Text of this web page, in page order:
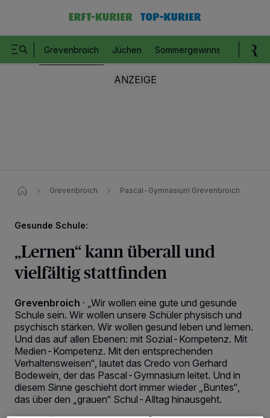
Grevenbroich Jüchen Sommergewinnspiel
Grevenbroich Pascal-Gymnasium Grevenbroich
Gesunde Schule:
„Lernen“ kann überall und
vielfältig stattfinden
Grevenbroich · „Wir wollen eine gute und gesunde
Schule sein. Wir wollen unsere Schüler physisch und
psychisch stärken. Wir wollen gesund leben und lernen.
Und das auf allen Ebenen: mit Sozial-Kompetenz. Mit
Medien-Kompetenz. Mit den entsprechenden
Verhaltensweisen“, lautet das Credo von Gerhard
Bodewein, der das Pascal-Gymnasium leitet. Und in
diesem Sinne geschieht dort immer wieder „Buntes“,
das über den „grauen“ Schul-Alltag hinausgeht.
Wir und unsere218-Partner speichern und greifen auf personenbezogene Daten
wie Browserdaten oder eindeutige Kennungen auf Ihrem Gerät zu. Durch Auswahl
von OK aktivieren Sie Tracking-Technologien für die unter „Wir und unsere
Partner verarbeiten Daten, um Ihnen Dienste bereitzustellen“ aufgeführten
Zwecke. Wenn Tracker deaktiviert sind, sind manche Inhalte und Anzeigen
möglicherweise nicht mehr so relevant für Sie. Sie können dieses Menü jederzeit
wieder aufrufen, um Ihre Einstellungen zu ändern oder Ihre Einwilligung zu